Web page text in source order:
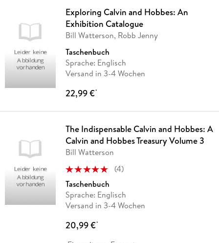
Exploring Calvin and Hobbes: An
Exhibition Catalogue
Bill Watterson, Robb Jenny
Taschenbuch
Sprache: Englisch
Versand in 3-4 Wochen
22,99 €*
The Indispensable Calvin and Hobbes: A
Calvin and Hobbes Treasury Volume 3
Bill Watterson
(4)
Taschenbuch
Sprache: Englisch
Versand in 3-4 Wochen
20,99 €*